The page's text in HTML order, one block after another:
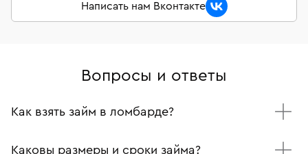
Написать нам Вконтакте
Вопросы и ответы
Как взять займ в ломбарде?
из наших филиалов.
Каковы размеры и сроки займа?